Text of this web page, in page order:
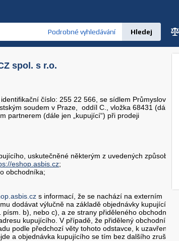
Podrobné vyhledávání
spol. s r.o.
číslo: 255 22 566, se sídlem Průmyslová
soudem v Praze, oddíl C., vložka 68431 (dále jen
partnerem (dále jen „kupující“) při prodeji
uskutečněné některým z uvedených způsobů:
eshop.asbis.cz;
obchodníka;
s informací, že se nachází na externím
dodávat výlučně na základě objednávky kupujícího,
b), nebo c), a ze strany přiděleného obchodníka
kupujícího. V případě, že přidělený obchodník
podle předchozí věty tohoto odstavce, k uzavření
a objednávka kupujícího se tím bez dalšího zruší,